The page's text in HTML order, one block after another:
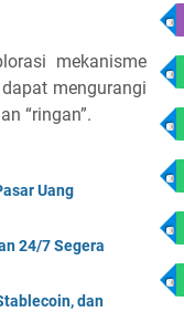
mekanisme
mengurangi
“ringan”.
Uang
24/7 Segera
dan